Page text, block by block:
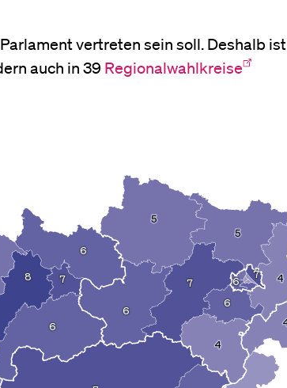
vertreten sein soll. Deshalb ist
auch in 39 Regionalwahlkreise